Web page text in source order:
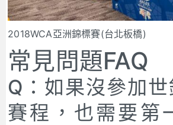
2018WCA亞洲錦標賽(台北板橋)
常見問題FAQ
Q：如果沒參加
賽程，也需要第